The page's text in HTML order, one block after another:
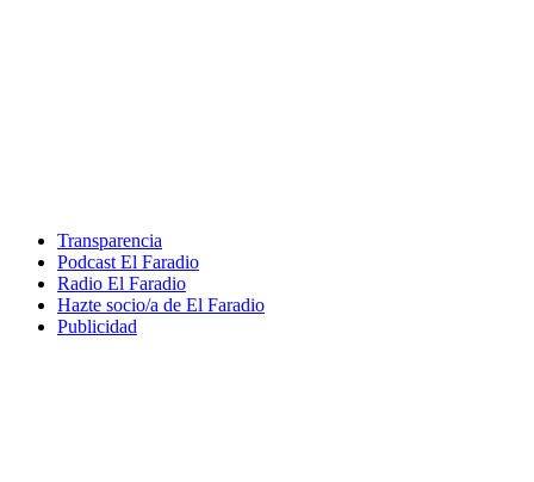
Transparencia
Podcast El Faradio
Radio El Faradio
Hazte socio/a de El Faradio
Publicidad